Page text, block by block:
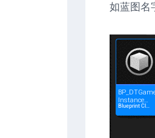
如蓝图名